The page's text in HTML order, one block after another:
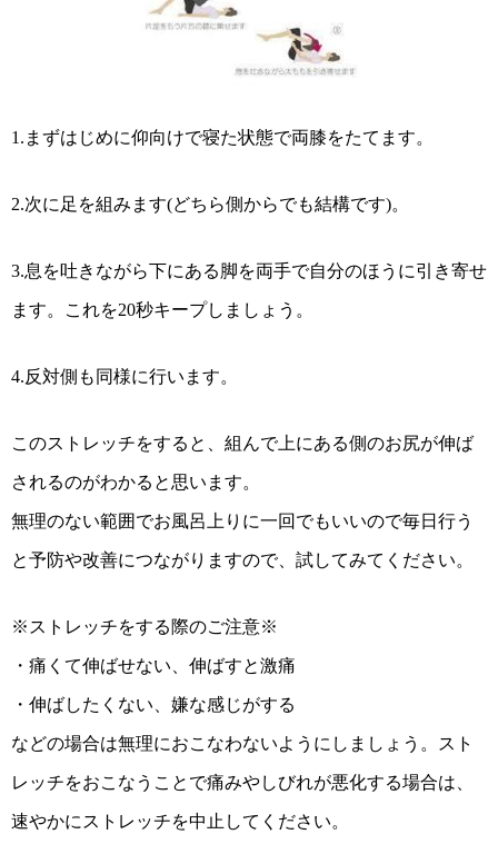
1.まずはじめに仰向けで寝た状態で両膝をたてます。
2.次に足を組みます(どちら側からでも結構です)。
3.息を吐きながら下にある脚を両手で自分のほうに引き寄せ
ます。これを20秒キープしましょう。
4.反対側も同様に行います。
このストレッチをすると、組んで上にある側のお尻が伸ば
されるのがわかると思います。
無理のない範囲でお風呂上りに一回でもいいので毎日行う
と予防や改善につながりますので、試してみてください。
※ストレッチをする際のご注意※
・ 痛くて伸ばせない、伸ばすと激痛
・ 伸ばしたくない、嫌な感じがする
などの場合は無理におこなわないようにしましょう。 スト
レッチをおこなうことで痛みやしびれが悪化する場合は、
速やかにストレッチを中止してください。